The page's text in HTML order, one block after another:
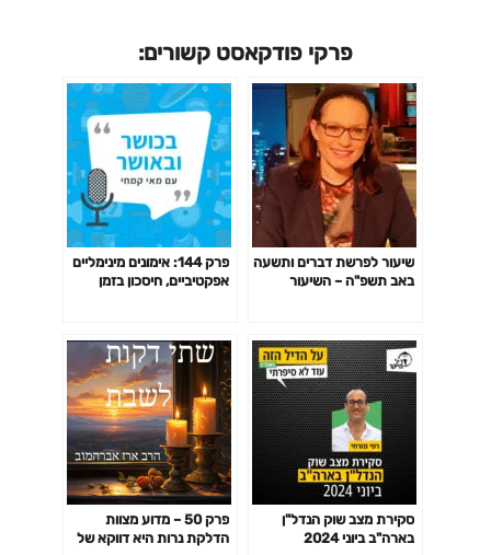
פרקי פודקאסט קשורים:
שיעור לפרשת דברים ותשעה
באב תשפ"ה – השיעור
פרק 144: אימונים מינימליים
אפקטיביים, חיסכון בזמן
סקירת מצב שוק הנדל"ן
בארה"ב ביוני 2024
פרק 50 – מדוע מצוות
הדלקת נרות היא דווקא של